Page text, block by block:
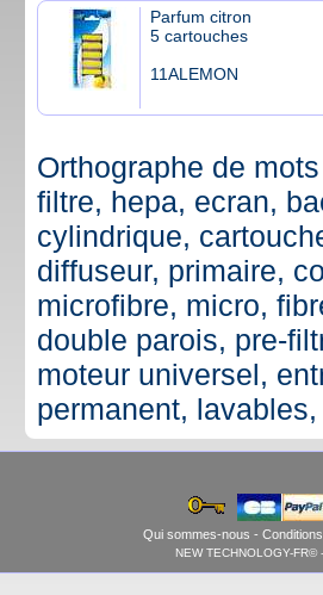
Parfum citron
5 cartouches
11ALEMON
Orthographe de
filtre, hepa, ecran,
cylindrique,
diffuseur, primaire,
microfibre, micro,
double parois, pre-
moteur universel,
permanent,
Qui sommes-nous -
NEW TECHNOLOGY-